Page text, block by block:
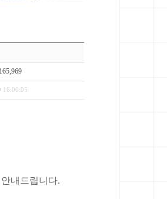
165,969
16:00:05
내드립니다.